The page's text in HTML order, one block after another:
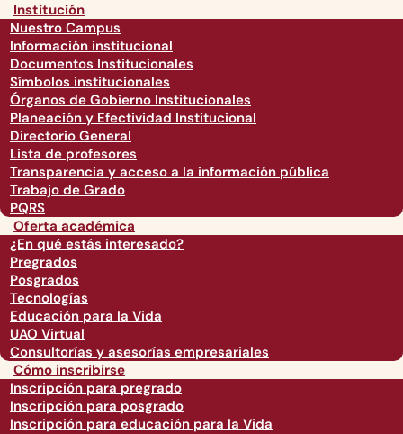
Institución
Nuestro Campus
Información institucional
Documentos Institucionales
Símbolos institucionales
Órganos de Gobierno Institucionales
Planeación y Efectividad Institucional
Directorio General
Lista de profesores
Transparencia y acceso a la información pública
Trabajo de Grado
PQRS
Oferta académica
¿En qué estás interesado?
Pregrados
Posgrados
Tecnologías
Educación para la Vida
UAO Virtual
Consultorías y asesorías empresariales
Cómo inscribirse
Inscripción para pregrado
Inscripción para posgrado
Inscripción para educación para la Vida